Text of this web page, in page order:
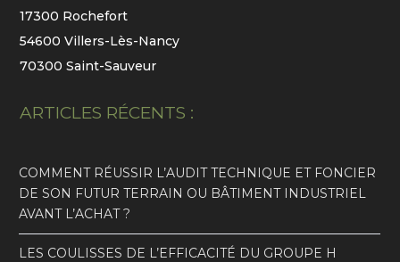
17300 Rochefort
54600 Villers-Lès-Nancy
70300 Saint-Sauveur
ARTICLES RÉCENTS :
COMMENT RÉUSSIR L’AUDIT TECHNIQUE ET FONCIER
DE SON FUTUR TERRAIN OU BÂTIMENT INDUSTRIEL
AVANT L’ACHAT ?
LES COULISSES DE L’EFFICACITÉ DU GROUPE H